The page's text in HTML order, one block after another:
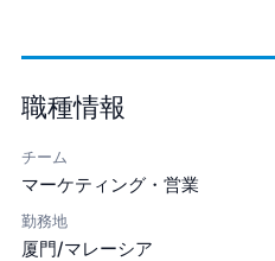
職種情報
チーム
マーケティング・営業
勤務地
厦門/マレーシア